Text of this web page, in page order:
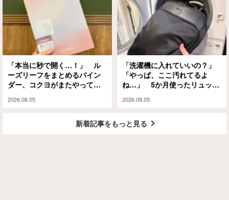
「本当に秒で開く…！」 ル
ーズリーフをまとめるバイン
ダー、コクヨがまたやってく
2026.08.05
「洗濯機に入れていいの？」
「やっぱ、ここ汚れてるよ
ね…」 5か月使ったリュック
2026.08.05
新着記事をもっと見る